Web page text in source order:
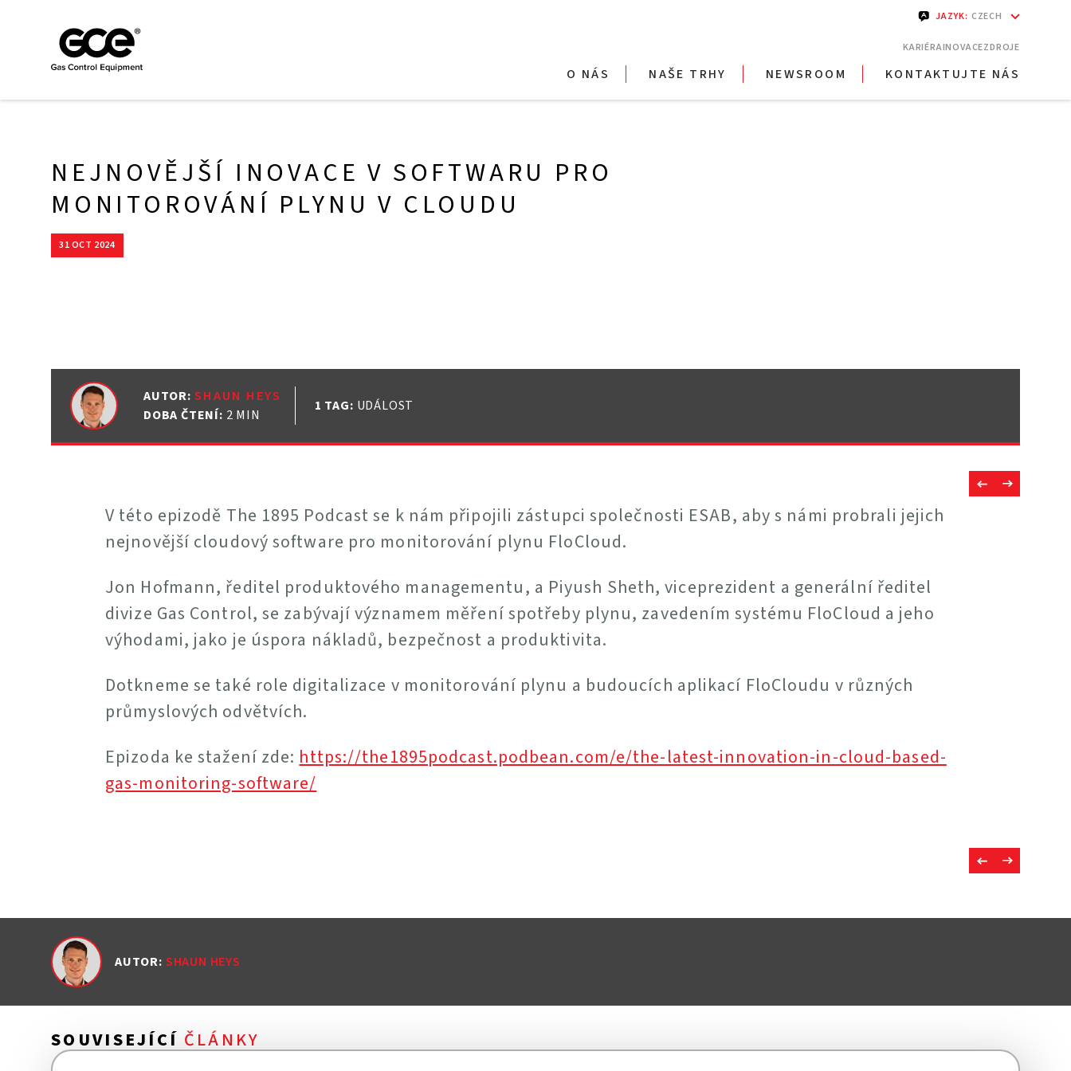
JAZYK: CZECH
KARIÉRAINOVACEZDROJE
O NÁS NAŠE TRHY NEWSROOM KONTAKTUJTE NÁS
NEJNOVĚJŠÍ INOVACE V SOFTWARU PRO
MONITOROVÁNÍ PLYNU V CLOUDU
31 OCT 2024
AUTOR: SHAUN HEYS
DOBA ČTENÍ: 2 MIN
1 TAG: UDÁLOST
V této epizodě The 1895 Podcast se k nám připojili zástupci společnosti ESAB, aby s námi probrali jejich
nejnovější cloudový software pro monitorování plynu FloCloud.
Jon Hofmann, ředitel produktového managementu, a Piyush Sheth, viceprezident a generální ředitel
divize Gas Control, se zabývají významem měření spotřeby plynu, zavedením systému FloCloud a jeho
výhodami, jako je úspora nákladů, bezpečnost a produktivita.
Dotkneme se také role digitalizace v monitorování plynu a budoucích aplikací FloCloudu v různých
průmyslových odvětvích.
Epizoda ke stažení zde: https://the1895podcast.podbean.com/e/the-latest-innovation-in-cloud-based-
gas-monitoring-software/
AUTOR: SHAUN HEYS
SOUVISEJÍCÍ ČLÁNKY